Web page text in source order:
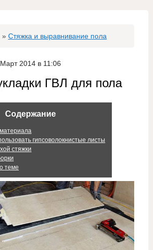
» Стяжка и выравнивание пола
2014 в 11:06
ГВЛ для пола
Содержание
гипсоволокнистые листы
стяжки
теме